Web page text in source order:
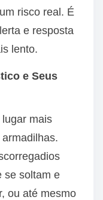
risco real. É
e resposta
lento.
e Seus
mais
se soltam e
ou até mesmo